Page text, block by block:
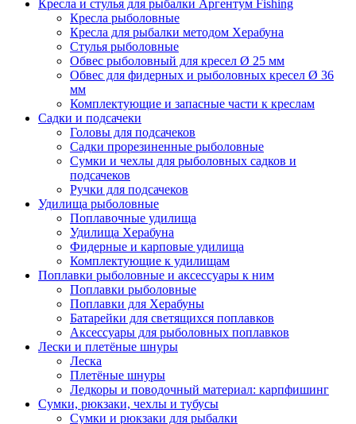
Кресла и стулья для рыбалки Аргентум Fishing
Кресла рыболовные
Кресла для рыбалки методом Херабуна
Стулья рыболовные
Обвес рыболовный для кресел Ø 25 мм
Обвес для фидерных и рыболовных кресел Ø 36
мм
Комплектующие и запасные части к креслам
Садки и подсачеки
Головы для подсачеков
Садки прорезиненные рыболовные
Сумки и чехлы для рыболовных садков и
подсачеков
Ручки для подсачеков
Удилища рыболовные
Поплавочные удилища
Удилища Херабуна
Фидерные и карповые удилища
Комплектующие к удилищам
Поплавки рыболовные и аксессуары к ним
Поплавки рыболовные
Поплавки для Херабуны
Батарейки для светящихся поплавков
Аксессуары для рыболовных поплавков
Лески и плетёные шнуры
Леска
Плетёные шнуры
Ледкоры и поводочный материал: карпфишинг
Сумки, рюкзаки, чехлы и тубусы
Сумки и рюкзаки для рыбалки